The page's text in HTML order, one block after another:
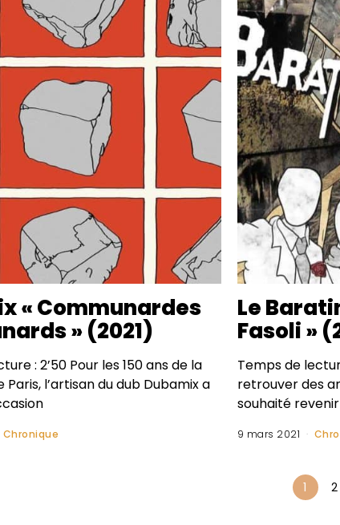
« Communardes
» (2021)
: 2’50 Pour les 150 ans de la
l’artisan du dub Dubamix a
Chronique
Le
Fasoli »
Temps de
retrouver des
souhaité
9 mars 2021
1 2